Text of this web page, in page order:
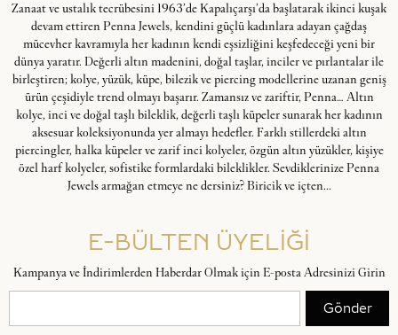
Zanaat ve ustalık tecrübesini 1963’de Kapalıçarşı’da başlatarak ikinci kuşak
devam ettiren Penna Jewels, kendini güçlü kadınlara adayan çağdaş
mücevher kavramıyla her kadının kendi eşsizliğini keşfedeceği yeni bir
dünya yaratır. Değerli altın madenini, doğal taşlar, inciler ve pırlantalar ile
birleştiren; kolye, yüzük, küpe, bilezik ve piercing modellerine uzanan geniş
ürün çeşidiyle trend olmayı başarır. Zamansız ve zariftir, Penna… Altın
kolye, inci ve doğal taşlı bileklik, değerli taşlı küpeler sunarak her kadının
aksesuar koleksiyonunda yer almayı hedefler. Farklı stillerdeki altın
piercingler, halka küpeler ve zarif inci kolyeler, özgün altın yüzükler, kişiye
özel harf kolyeler, sofistike formlardaki bileklikler. Sevdiklerinize Penna
Jewels armağan etmeye ne dersiniz? Biricik ve içten...
E-BÜLTEN ÜYELİĞİ
Kampanya ve İndirimlerden Haberdar Olmak için E-posta Adresinizi Girin
Gönder